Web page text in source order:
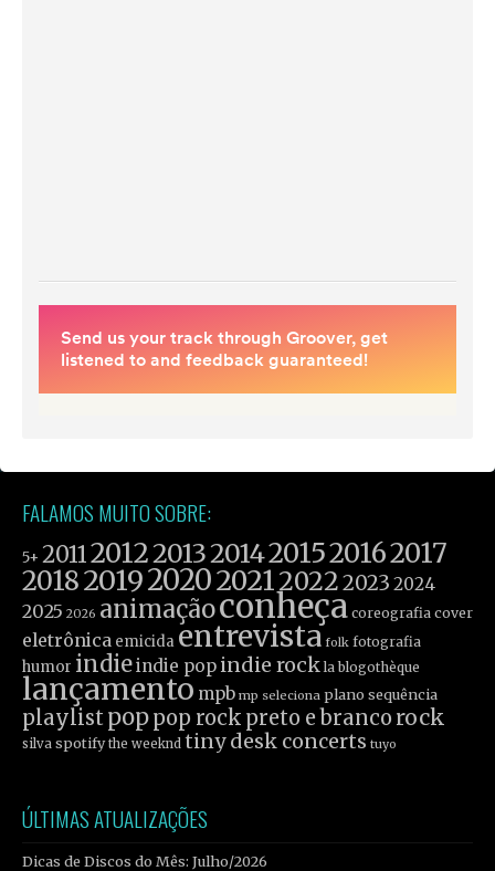
FALAMOS MUITO SOBRE:
5+ 2011201220132014201520162017
201820192020202120222023 2024
2025 2026 animaçãoconheça coreografia cover
eletrônica emicida entrevista folk fotografia
humor indieindie pop indie rock la blogothèque
lançamento mpb mp seleciona plano sequência
playlist poppop rock preto e branco rock
silva spotify the weeknd tiny desk concerts tuyo
ÚLTIMAS ATUALIZAÇÕES
Dicas de Discos do Mês: Julho/2026